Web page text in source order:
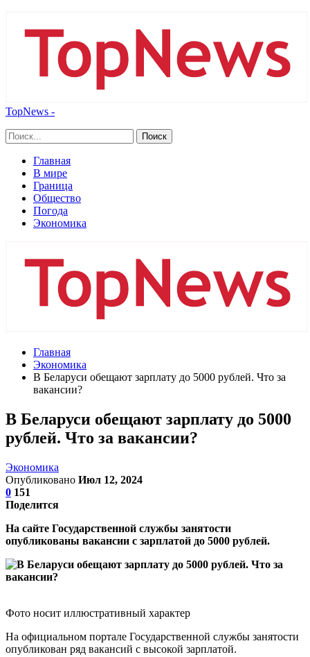
TopNews -
Главная
В мире
Граница
Общество
Погода
Экономика
Главная
Экономика
В Беларуси обещают зарплату до 5000 рублей. Что за
вакансии?
В Беларуси обещают зарплату до 5000
рублей. Что за вакансии?
Экономика
Опубликовано Июл 12, 2024
0 151
Поделится
На сайте Государственной службы занятости
опубликованы вакансии с зарплатой до 5000 рублей.
Фото носит иллюстративный характер
На официальном портале Государственной службы занятости
опубликован ряд вакансий с высокой зарплатой.